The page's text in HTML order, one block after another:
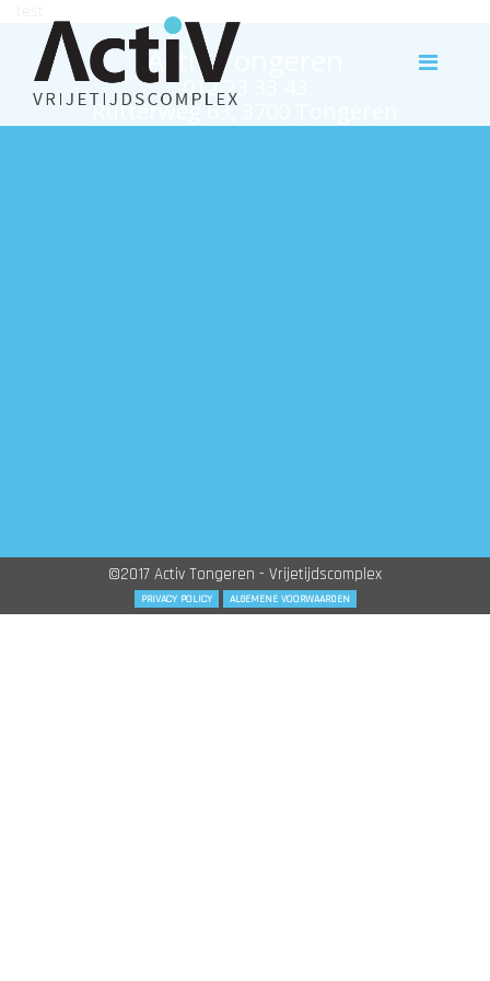
Activ Tongeren
012 23 33 43
Rutterweg 63, 3700 Tongeren
©2017 Activ Tongeren - Vrijetijdscomplex
PRIVACY POLICY ALGEMENE VOORWAARDEN